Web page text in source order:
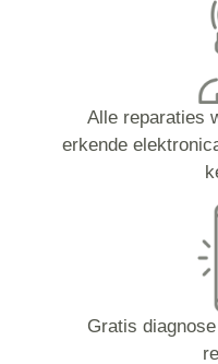
Alle reparaties
erkende
Gratis